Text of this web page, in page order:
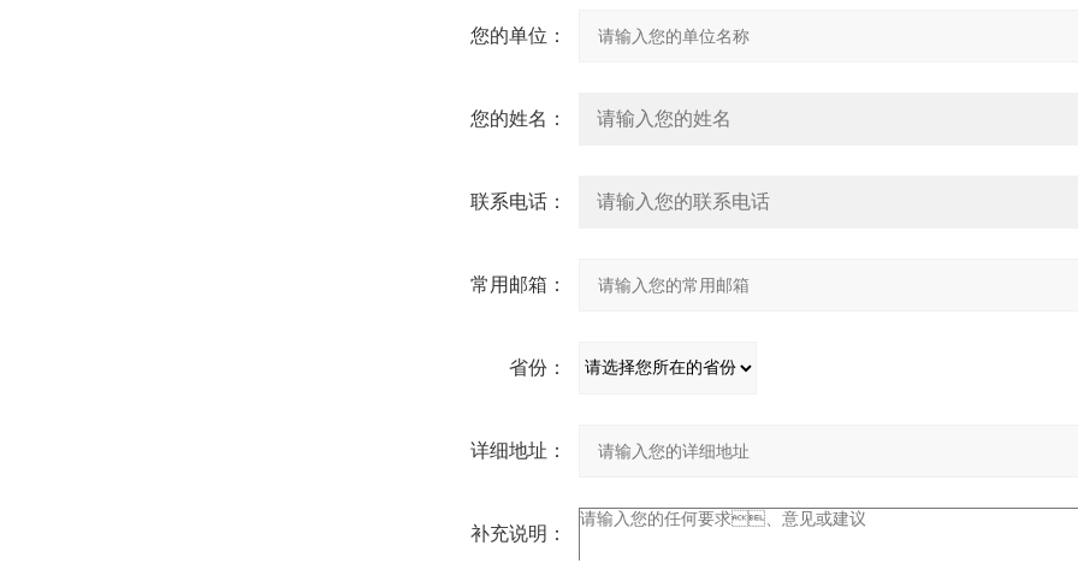
您的单位：
您的姓名：
联系电话：
常用邮箱：
省份：
详细地址：
补充说明：